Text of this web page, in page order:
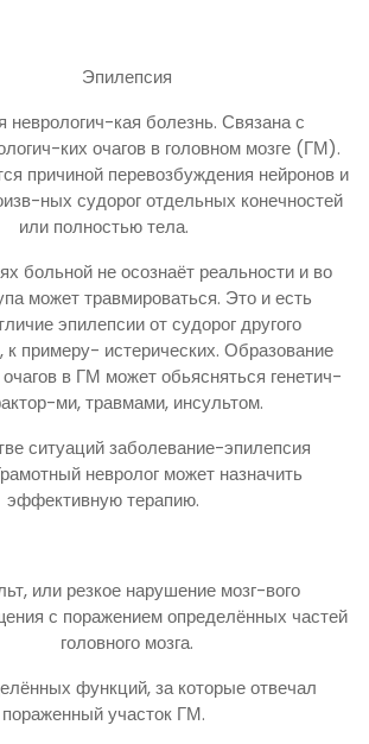
Эпилепсия
неврологич-кая болезнь. Связана с
ких очагов в головном мозге (ГМ).
причиной перевозбуждения нейронов и
ных судорог отдельных конечностей
или полностью тела.
больной не осознаёт реальности и во
может травмироваться. Это и есть
эпилепсии от судорог другого
к примеру- истерических. Образование
в ГМ может обьясняться генетич-
ми, травмами, инсультом.
ситуаций заболевание-эпилепсия
невролог может назначить
эффективную терапию.
или резкое нарушение мозг-вого
с поражением определённых частей
головного мозга.
функций, за которые отвечал
пораженный участок ГМ.